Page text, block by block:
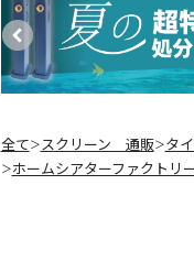
全て＞スクリーン 通販＞タ
＞ホームシアターファクトリ